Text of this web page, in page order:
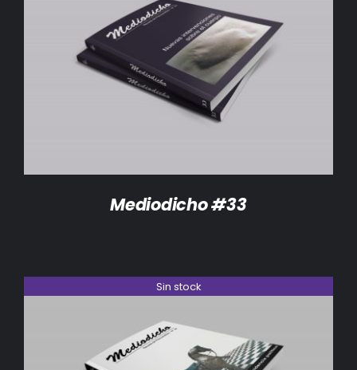
DETALLES
Mediodicho #33
Sin stock